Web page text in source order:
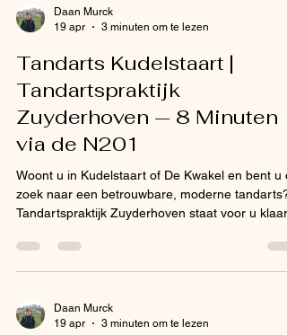
Daan Murck
19 apr
3 minuten om te lezen
Tandarts Kudelstaart |
Tandartspraktijk
Zuyderhoven — 8 Minuten
via de N201
Woont u in Kudelstaart of De Kwakel en bent u
zoek naar een betrouwbare, moderne tandarts?
Tandartspraktijk Zuyderhoven staat voor u klaar.
in Amstelveen, op slechts 8 tot 10 minuten rijden
via de N201. Wij verwelkomen nieuwe patiënten
van reguliere controles en preventieve zorg tot
implantologie en esthetische tandheelkunde.
Daan Murck
19 apr
3 minuten om te lezen